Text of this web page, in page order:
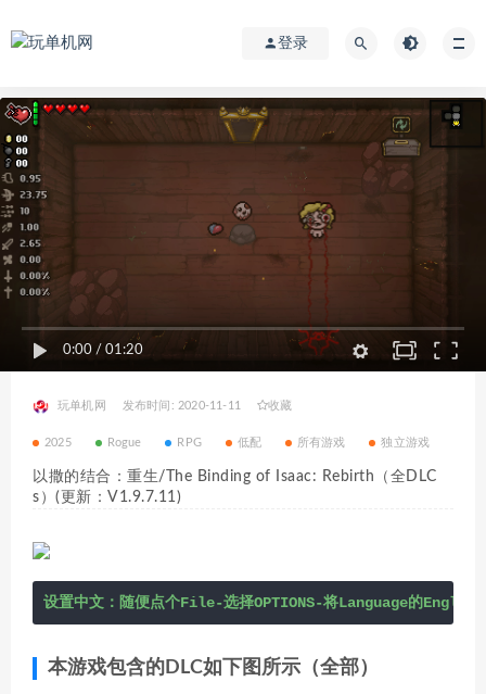
登录
0:00 / 01:20
玩单机网 发布时间: 2020-11-11 收藏
2025 Rogue RPG 低配 所有游戏 独立游戏
以撒的结合：重生/The Binding of Isaac: Rebirth（全DLC
s）(更新：V1.9.7.11)
设置中文：随便点个File-选择OPTIONS-将Language的
本游戏包含的DLC如下图所示（全部）